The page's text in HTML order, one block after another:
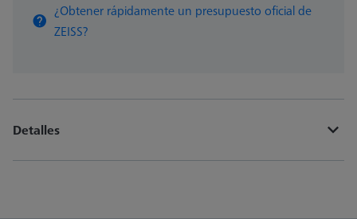
¿Obtener rápidamente un presupuesto oficial de
ZEISS?
Detalles